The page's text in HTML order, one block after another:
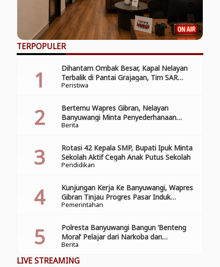
TERPOPULER
Peristiwa
Dihantam Ombak Besar, Kapal Nelayan
Terbalik di Pantai Grajagan, Tim SAR
Gabungan Laksanakan Operasi Pencarian
Berita
Bertemu Wapres Gibran, Nelayan
Banyuwangi Minta Penyederhanaan
Perizinan
Pendidikan
Rotasi 42 Kepala SMP, Bupati Ipuk Minta
Sekolah Aktif Cegah Anak Putus Sekolah
Pemerintahan
Kunjungan Kerja Ke Banyuwangi, Wapres
Gibran Tinjau Progres Pasar Induk
Banyuwang
Berita
Polresta Banyuwangi Bangun ‘Benteng
Moral’ Pelajar dari Narkoba dan
Pelanggaran Lalu Lintas
LIVE STREAMING